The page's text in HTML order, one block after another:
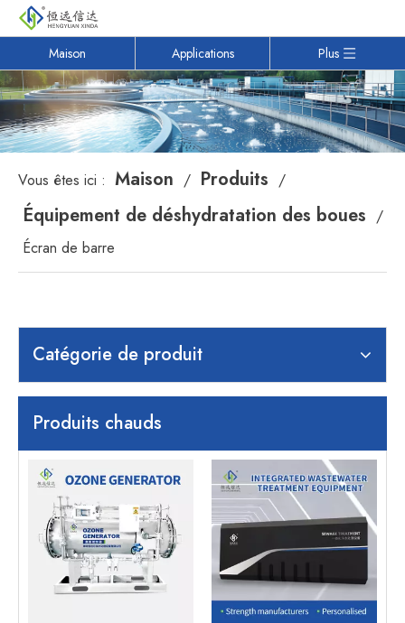
Maison Applications Plus
Vous êtes ici : Maison / Produits /
Équipement de déshydratation des boues /
Écran de barre
Catégorie de produit
Produits chauds